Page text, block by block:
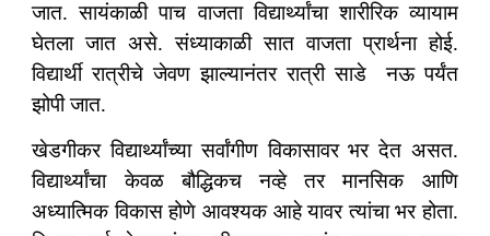
जात. सायंकाळी पाच वाजता विद्यार्थ्यांचा शारीरिक व्यायाम
घेतला जात असे. संध्याकाळी सात वाजता प्रार्थना होई.
विद्यार्थी रात्रीचे जेवण झाल्यानंतर रात्री साडे नऊ पर्यंत
झोपी जात.
खेडगीकर विद्यार्थ्यांच्या सर्वांगीण विकासावर भर देत असत.
विद्यार्थ्यांचा केवळ बौद्धिकच नव्हे तर मानसिक आणि
अध्यात्मिक विकास होणे आवश्यक आहे यावर त्यांचा भर होता.